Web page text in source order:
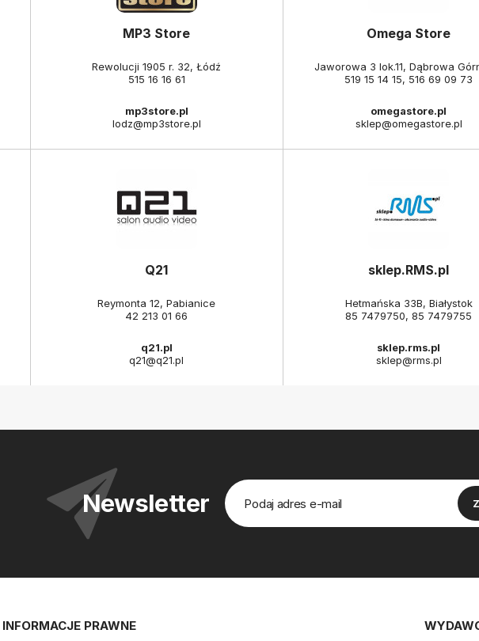
MP3 Store
Rewolucji 1905 r. 32, Łódź
515 16 16 61
mp3store.pl
lodz@mp3store.pl
Omega Store
Jaworowa 3 lok.11, Dąbrowa
519 15 14 15, 516 69 09 73
omegastore.pl
sklep@omegastore.pl
Q21
Reymonta 12, Pabianice
42 213 01 66
q21.pl
q21@q21.pl
sklep.RMS.pl
Hetmańska 33B, Białystok
85 7479750,85 7479755
sklep.rms.pl
sklep@rms.pl
Newsletter
INFORMACJE PRAWNE